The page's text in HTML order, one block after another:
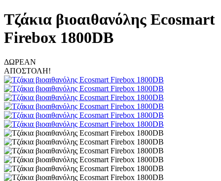
Τζάκια βιοαιθανόλης Ecosmart
Firebox 1800DB
ΔΩΡΕΑΝ
ΑΠΟΣΤΟΛΗ!